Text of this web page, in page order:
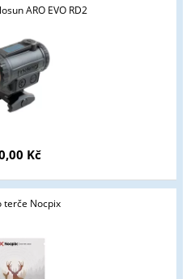
ARO EVO RD2
Kč
terče Nocpix
odborné veřejnosti od 18 let a
a střelivo. Splňujete tyto